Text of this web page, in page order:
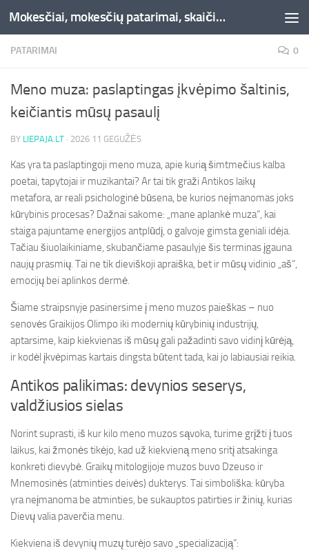
Skip to content Mokesčiai, mokesčių patarimai, skaičiuoklės, straipsniai -Liepaja.lt
PATARIMAI 0
Meno muza: paslaptingas įkvėpimo šaltinis,
keičiantis mūsų pasaulį
BY LIEPAJA.LT · 2026 11 GEGUŽĖS
Kas yra ta paslaptingoji meno muza, apie kurią šimtmečius kalba
poetai, tapytojai ir muzikantai? Ar tai tik graži Antikos laikų
metafora, ar reali psichologinė būsena, be kurios neįmanomas joks
kūrybinis procesas? Dažnai sakome: „mane aplankė muza“, kai
staiga pajuntame energijos antplūdį, o galvoje gimsta geniali idėja.
Tačiau šiuolaikiniame, skubančiame pasaulyje šis terminas įgauna
naujų prasmių. Tai ne tik dieviškoji apraiška, bet ir mūsų vidinio „aš“,
emocijų bei aplinkos dermė.
Šiame straipsnyje pasinersime į meno muzos paieškas – nuo
senovės Graikijos Olimpo iki modernių kūrybinių industrijų,
aptarsime, kaip kiekvienas iš mūsų gali pažadinti savo vidinį kūrėją,
ir kodėl įkvėpimas kartais dingsta būtent tada, kai jo labiausiai reikia.
Antikos palikimas: devynios seserys,
valdžiusios sielas
Norint suprasti, iš kur kilo meno muzos sąvoka, turime grįžti į tuos
laikus, kai žmonės tikėjo, kad už kiekvieną meno sritį atsakinga
konkreti dievybė. Graikų mitologijoje muzos buvo Dzeuso ir
Mnemosinės (atminties deivės) dukterys. Tai simboliška: kūryba
yra neįmanoma be atminties, be sukauptos patirties ir žinių, kurias
Dievų valia paverčia menu.
Kiekviena iš devynių muzų turėjo savo „specializaciją“: